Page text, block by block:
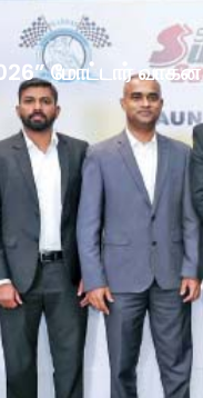
மோட்டார்